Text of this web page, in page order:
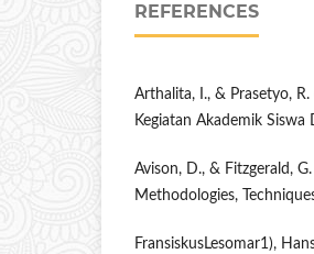
REFERENCES
Arthalita, I., & Prasetyo,
Kegiatan Akademik Siswa
Avison, D., & Fitzgerald,
Methodologies,
FransiskusLesomar1),